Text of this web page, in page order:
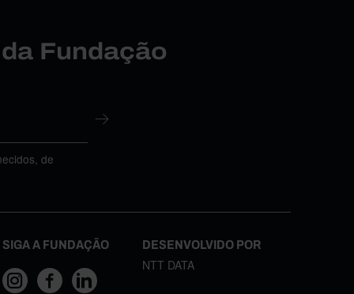
Fundação
de
SIGA A FUNDAÇÃO DESENVOLVIDO POR
NTT DATA